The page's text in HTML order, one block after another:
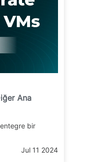
Ana
bir
Jul 11 2024